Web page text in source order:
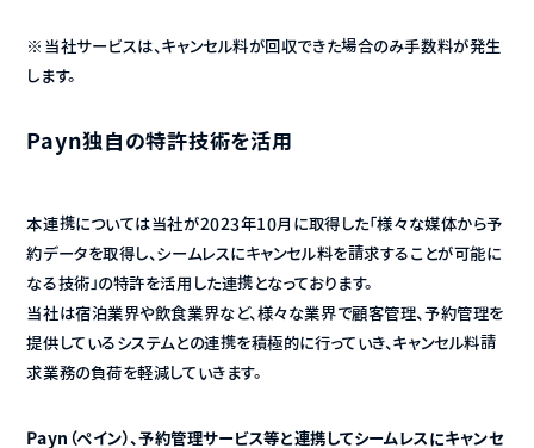
※当社サービスは、キャンセル料が回収できた場合のみ手数料が発生
します。
Payn独自の特許技術を活用
本連携については当社が2023年10月に取得した「様々な媒体から予
約データを取得し、シームレスにキャンセル料を請求することが可能に
なる技術」の特許を活用した連携となっております。
当社は宿泊業界や飲食業界など、様々な業界で顧客管理、予約管理を
提供しているシステムとの連携を積極的に行っていき、キャンセル料請
求業務の負荷を軽減していきます。
Payn（ペイン）、予約管理サービス等と連携してシームレスにキャンセ